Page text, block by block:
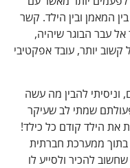
ובין הילד. קשר
הבוגר שיהיה,
עובד אפקטיבי
להבין מה עשה
שמתי לב שעיקר
קודם כל כילד!
חברתית
ולסייע לו